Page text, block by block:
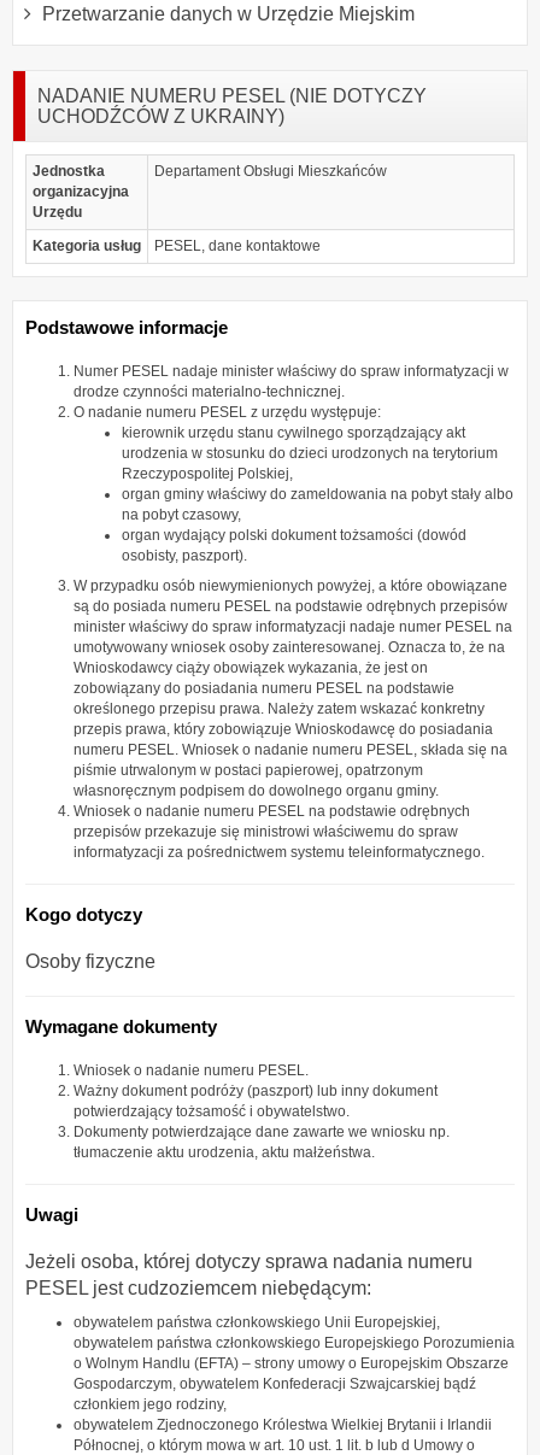
Przetwarzanie danych w Urzędzie Miejskim
NADANIE NUMERU PESEL (NIE DOTYCZY
UCHODŹCÓW Z UKRAINY)
Jednostka
organizacyjna
Urzędu
Departament Obsługi Mieszkańców
Kategoria usług PESEL, dane kontaktowe
Podstawowe informacje
Numer PESEL nadaje minister właściwy do spraw informatyzacji w
drodze czynności materialno-technicznej.
O nadanie numeru PESEL z urzędu występuje:
kierownik urzędu stanu cywilnego sporządzający akt
urodzenia w stosunku do dzieci urodzonych na terytorium
Rzeczypospolitej Polskiej,
organ gminy właściwy do zameldowania na pobyt stały albo
na pobyt czasowy,
organ wydający polski dokument tożsamości (dowód
osobisty, paszport).
W przypadku osób niewymienionych powyżej, a które obowiązane
są do posiada numeru PESEL na podstawie odrębnych przepisów
minister właściwy do spraw informatyzacji nadaje numer PESEL na
umotywowany wniosek osoby zainteresowanej. Oznacza to, że na
Wnioskodawcy ciąży obowiązek wykazania, że jest on
zobowiązany do posiadania numeru PESEL na podstawie
określonego przepisu prawa. Należy zatem wskazać konkretny
przepis prawa, który zobowiązuje Wnioskodawcę do posiadania
numeru PESEL. Wniosek o nadanie numeru PESEL, składa się na
piśmie utrwalonym w postaci papierowej, opatrzonym
własnoręcznym podpisem do dowolnego organu gminy.
Wniosek o nadanie numeru PESEL na podstawie odrębnych
przepisów przekazuje się ministrowi właściwemu do spraw
informatyzacji za pośrednictwem systemu teleinformatycznego.
Kogo dotyczy
Osoby fizyczne
Wymagane dokumenty
Wniosek o nadanie numeru PESEL.
Ważny dokument podróży (paszport) lub inny dokument
potwierdzający tożsamość i obywatelstwo.
Dokumenty potwierdzające dane zawarte we wniosku np.
tłumaczenie aktu urodzenia, aktu małżeństwa.
Uwagi
Jeżeli osoba, której dotyczy sprawa nadania numeru
PESEL jest cudzoziemcem niebędącym:
obywatelem państwa członkowskiego Unii Europejskiej,
obywatelem państwa członkowskiego Europejskiego Porozumienia
o Wolnym Handlu (EFTA) – strony umowy o Europejskim Obszarze
Gospodarczym, obywatelem Konfederacji Szwajcarskiej bądź
członkiem jego rodziny,
obywatelem Zjednoczonego Królestwa Wielkiej Brytanii i Irlandii
Północnej, o którym mowa w art. 10 ust. 1 lit. b lub d Umowy o